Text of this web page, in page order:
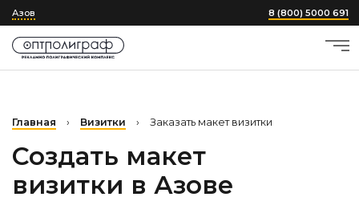
Азов 8 (800) 5000 691
Главная › Визитки › Заказать макет визитки
Создать макет
визитки в Азове